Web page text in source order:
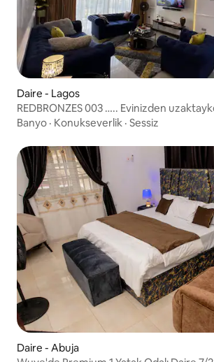
Daire - Lagos
REDBRONZES 003 ….. Evinizden
deneyimleyin
Banyo · Konukseverlik · Sessiz
Daire - Abuja